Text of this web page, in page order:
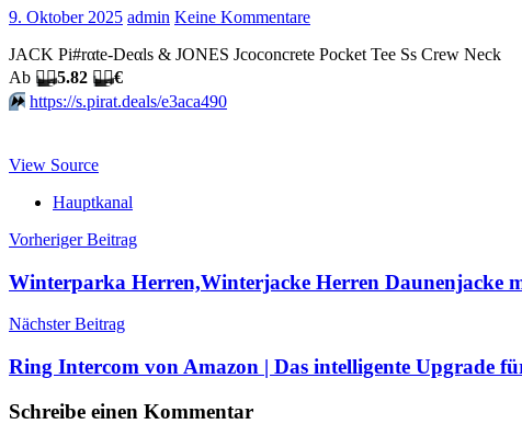
9. Oktober 2025 admin Keine Kommentare
JACK Pi#rαtе-Dеαls & JONES Jcoconcrete Pocket Tee Ss Crew Neck
Аb 🏴‍☠️5.82 🏴‍☠️€
⏩️ https://s.pirat.deals/e3aca490
View Source
Hauptkanal
Beitragsnavigation
Vorheriger Beitrag
Winterparka Herren,Winterjacke Herren Daunenjacke
Nächster Beitrag
Ring Intercom von Amazon | Das intelligente Upgrade
Schreibe einen Kommentar